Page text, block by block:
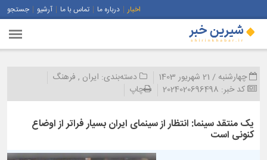
اخبار درباره ما تماس با ما آرشیو جستجو
چهارشنبه / 21 شهریور 1403 دسته‌بندی: ایران , فرهنگ
کد خبر: 2024020696498 چاپ
یک منتقد سینما: انتظار از سینمای ایران بسیار فراتر از اوضاع
کنونی است